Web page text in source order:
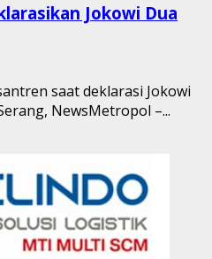
Jokowi Dua
saat deklarasi Jokowi
NewsMetropol –...